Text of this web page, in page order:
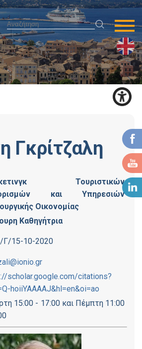
Γκρίτζαλη
Τουριστικών
και Υπηρεσιών
Οικονομίας
Καθηγήτρια
Γ/15-10-2020
scholar.google.com/citations?
hoiiYAAAAJ&hl=en&oi=ao
15:00 - 17:00 και Πέμπτη 11:00